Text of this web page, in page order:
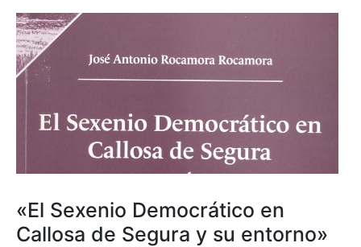
«El Sexenio Democrático en
Callosa de Segura y su entorno»